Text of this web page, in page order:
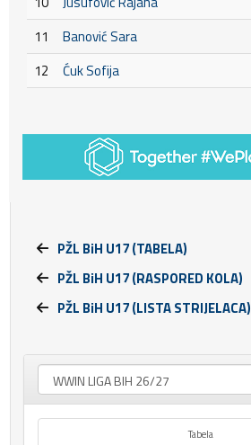
11
Banović Sara
12
Ćuk Sofija
PŽL BiH U17 (TABELA)
PŽL BiH U17 (RASPORED KOLA)
PŽL BiH U17 (LISTA STRIJELACA)
Tabela